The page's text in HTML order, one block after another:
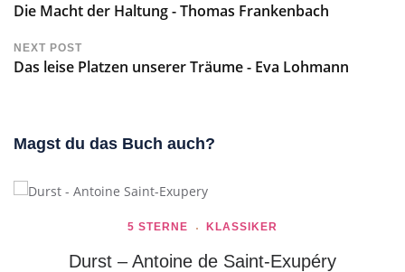
Die Macht der Haltung - Thomas Frankenbach
NEXT POST
Das leise Platzen unserer Träume - Eva Lohmann
Magst du das Buch auch?
5 STERNE KLASSIKER
Durst – Antoine de Saint-Exupéry